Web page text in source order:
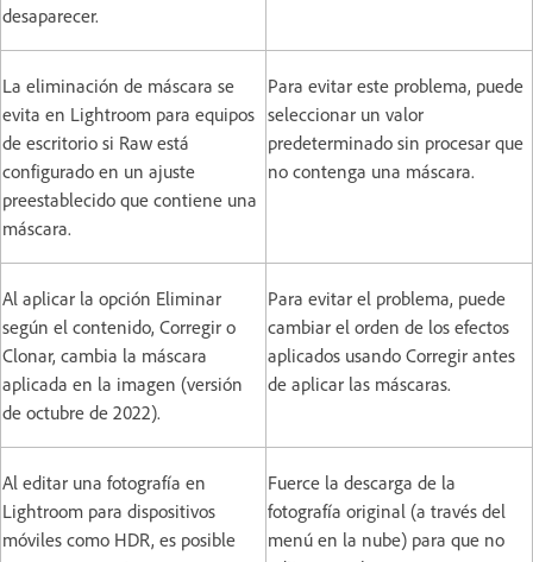
desaparecer.
La eliminación de máscara se
evita en Lightroom para equipos
de escritorio si Raw está
configurado en un ajuste
preestablecido que contiene una
máscara.
Para evitar este problema, puede
seleccionar un valor
predeterminado sin procesar que
no contenga una máscara.
Al aplicar la opción Eliminar
según el contenido, Corregir o
Clonar, cambia la máscara
aplicada en la imagen (versión
de octubre de 2022).
Para evitar el problema, puede
cambiar el orden de los efectos
aplicados usando Corregir antes
de aplicar las máscaras.
Al editar una fotografía en
Lightroom para dispositivos
móviles como HDR, es posible
Fuerce la descarga de la
fotografía original (a través del
menú en la nube) para que no